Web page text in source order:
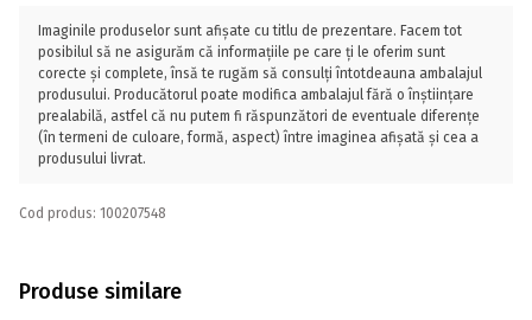
Imaginile produselor sunt afișate cu titlu de prezentare. Facem tot
posibilul să ne asigurăm că informațiile pe care ți le oferim sunt
corecte și complete, însă te rugăm să consulți întotdeauna ambalajul
produsului. Producătorul poate modifica ambalajul fără o înștiințare
prealabilă, astfel că nu putem fi răspunzători de eventuale diferențe
(în termeni de culoare, formă, aspect) între imaginea afișată și cea a
produsului livrat.
Cod produs: 100207548
Produse similare